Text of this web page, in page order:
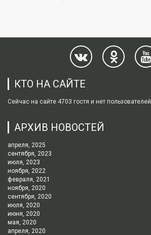
КТО НА САЙТЕ
Сейчас на сайте 4703 гостя и нет пользователей
АРХИВ НОВОСТЕЙ
апреля, 2025
сентября, 2023
июля, 2023
ноября, 2022
февраля, 2021
ноября, 2020
сентября, 2020
июля, 2020
июня, 2020
мая, 2020
апреля, 2020